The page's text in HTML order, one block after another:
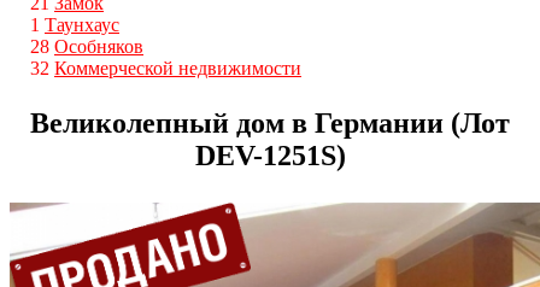
1 Таунхаус
28 Особняков
32 Коммерческой недвижимости
Великолепный дом в Германии (Лот
DEV-1251S)